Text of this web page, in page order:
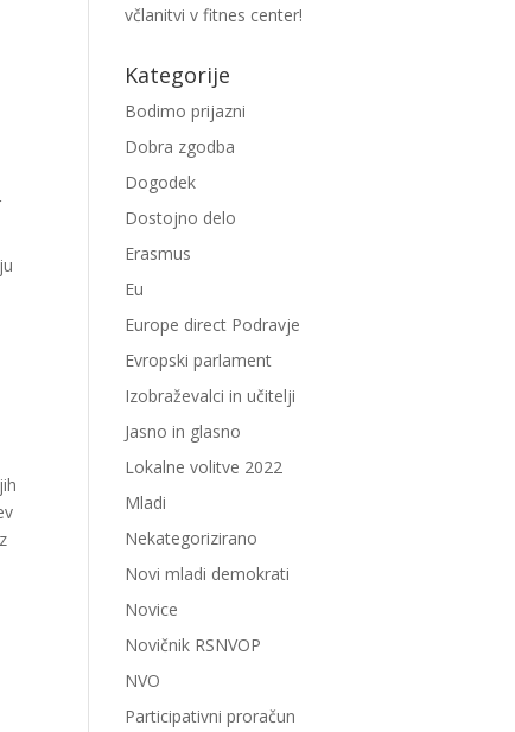
včlanitvi v fitnes center!
Kategorije
Bodimo prijazni
Dobra zgodba
Dogodek
Dostojno delo
Erasmus
Eu
Europe direct Podravje
Evropski parlament
Izobraževalci in učitelji
Jasno in glasno
Lokalne volitve 2022
Mladi
Nekategorizirano
Novi mladi demokrati
Novice
Novičnik RSNVOP
NVO
Participativni proračun